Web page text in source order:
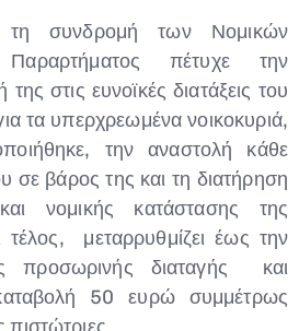
τη συνδρομή των Νομικών
πέτυχε την
στις ευνοϊκές διατάξεις του
τα υπερχρεωμένα νοικοκυριά,
την αναστολή κάθε
σε βάρος της και τη διατήρηση
νομικής κατάστασης της
μεταρρυθμίζει έως την
προσωρινής διαταγής και
καταβολή 50 ευρώ συμμέτρως